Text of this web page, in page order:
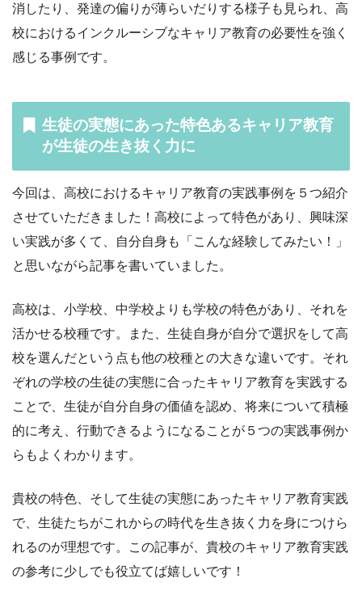
消したり、発達の偏りが薄らいだりする様子も見られ、高
校におけるインクルーシブなキャリア教育の必要性を強く
感じる事例です。
生徒の実態にあった特色あるキャリア教育
が生徒の生き抜く力に
今回は、高校におけるキャリア教育の実践事例を５つ紹介
させていただきました！高校によって特色があり、興味深
い実践が多くて、自分自身も「こんな経験してみたい！」
と思いながら記事を書いていました。
高校は、小学校、中学校よりも学校の特色があり、それを
活かせる校種です。また、生徒自身が自分で選択をして高
校を選んだという点も他の校種との大きな違いです。それ
ぞれの学校の生徒の実態に合ったキャリア教育を実践する
ことで、生徒が自分自身の価値を認め、将来について積極
的に考え、行動できるようになることが５つの実践事例か
らもよくわかります。
貴校の特色、そして生徒の実態にあったキャリア教育実践
で、生徒たちがこれからの時代を生き抜く力を身につけら
れるのが理想です。この記事が、貴校のキャリア教育実践
の参考に少しでも役立てば嬉しいです！